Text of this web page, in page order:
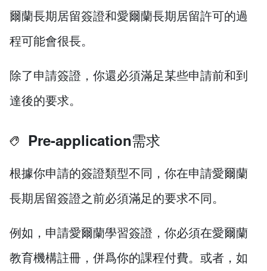
爾蘭長期居留簽證和愛爾蘭長期居留許可的過
程可能會很長。
除了申請簽證，你還必須滿足某些申請前和到
達後的要求。
Pre-application需求
根據你申請的簽證類型不同，你在申請愛爾蘭
長期居留簽證之前必須滿足的要求不同。
例如，申請愛爾蘭學習簽證，你必須在愛爾蘭
教育機構註冊，併爲你的課程付費。或者，如